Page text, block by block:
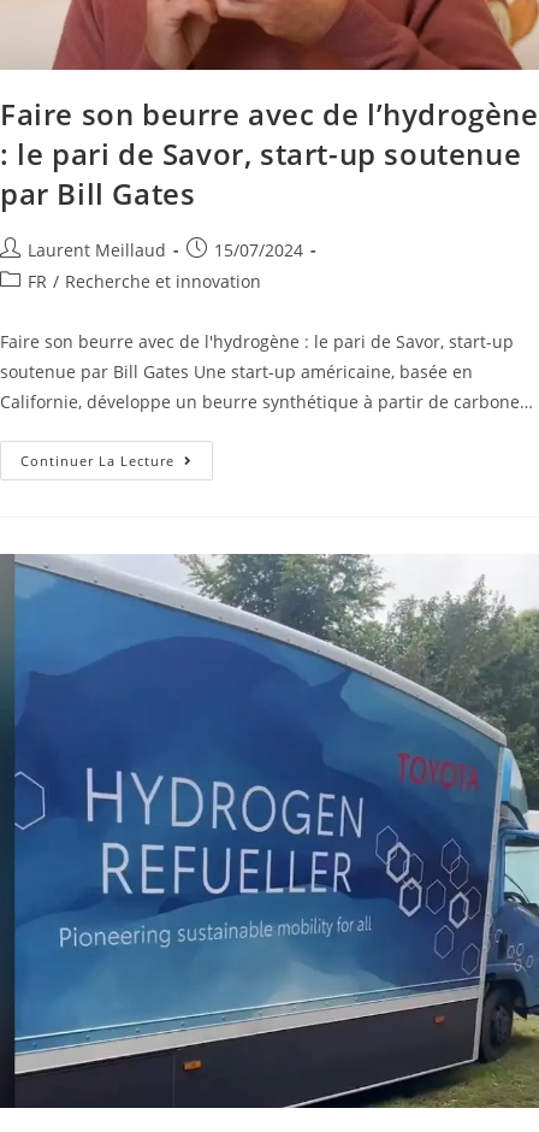
Faire son beurre avec de l’hydrogène
: le pari de Savor, start-up soutenue
par Bill Gates
Laurent Meillaud
15/07/2024
FR / Recherche et innovation
Faire son beurre avec de l'hydrogène : le pari de Savor, start-up
soutenue par Bill Gates Une start-up américaine, basée en
Californie, développe un beurre synthétique à partir de carbone…
Continuer La Lecture